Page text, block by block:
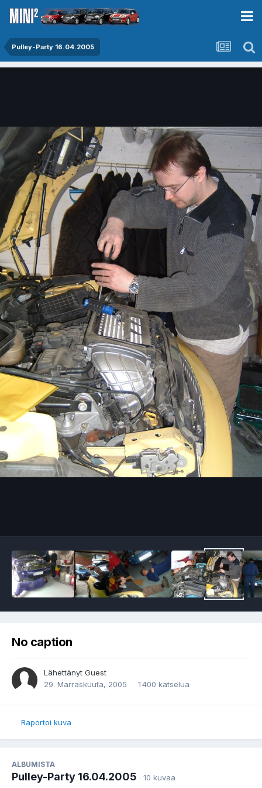
Pulley-Party 16.04.2005
No caption
Lähettänyt Guest
29. Marraskuuta, 2005
1 400 katselua
Raportoi kuva
ALBUMISTA
Pulley-Party 16.04.2005 · 10 kuvaa